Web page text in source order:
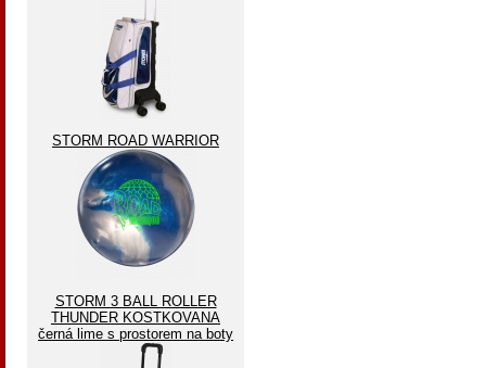
STORM ROAD WARRIOR
STORM 3 BALL ROLLER
THUNDER KOSTKOVANA
černá lime s prostorem na boty